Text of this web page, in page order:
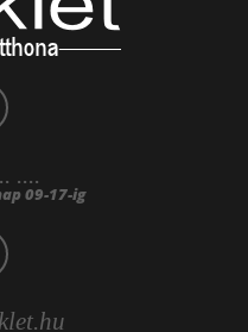
....
09-17-ig